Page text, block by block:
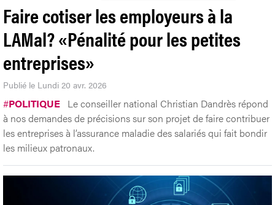
Faire cotiser les employeurs à la
LAMal? «Pénalité pour les petites
entreprises»
Publié le Lundi 20 avr. 2026
#POLITIQUE Le conseiller national Christian Dandrès répond
à nos demandes de précisions sur son projet de faire contribuer
les entreprises à l’assurance maladie des salariés qui fait bondir
les milieux patronaux.